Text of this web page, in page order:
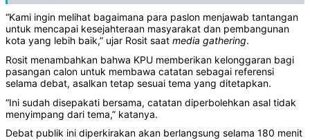
“Kami ingin melihat bagaimana para paslon menjawab tantangan
untuk mencapai kesejahteraan masyarakat dan pembangunan
kota yang lebih baik,” ujar Rosit saat media gathering.
Rosit menambahkan bahwa KPU memberikan kelonggaran bagi
pasangan calon untuk membawa catatan sebagai referensi
selama debat, asalkan tetap sesuai tema yang ditetapkan.
“Ini sudah disepakati bersama, catatan diperbolehkan asal tidak
menyimpang dari tema,” katanya.
Debat publik ini diperkirakan akan berlangsung selama 180 menit